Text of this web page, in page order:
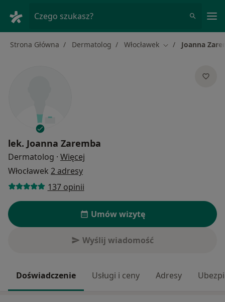
Czego szukasz?
Strona Główna Dermatolog Włocławek Zmień miasto
Joanna
lek. Joanna Zaremba
Dermatolog · Więcej
Włocławek 2 adresy
137 opinii
Umów wizytę
Wyślij wiadomość
Doświadczenie Usługi i ceny Adresy